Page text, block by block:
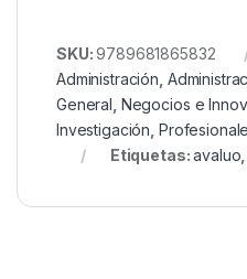
SKU:9789681865832
Administración
General Negocios e
Investigación
Etiquetas:avaluo